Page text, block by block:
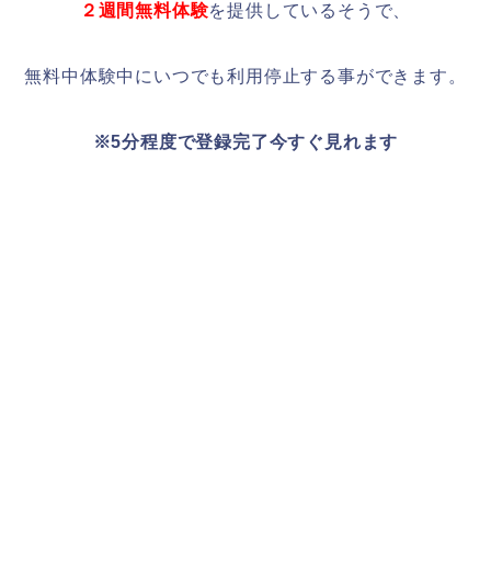
２週間無料体験を提供しているそうで、
無料中体験中にいつでも利用停止する事ができます。
※5分程度で登録完了今すぐ見れます